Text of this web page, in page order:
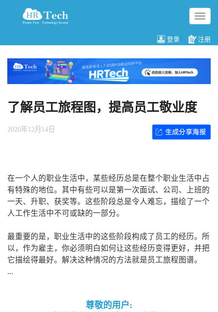
切
换
航
登录 注册
了解员工旅程图，提高员工敬业度
2020年12月14日
在一个人的职业生活中，某些经历总是在整个职业生活中占
有特殊的地位。其中有些可以是第一次面试、公司、上班的
一天、升职、获奖等。这些阶段总是令人难忘，描绘了一个
人工作生活中不可或缺的一部分。
最重要的是，职业生活中的这些阶段构成了员工的经历。所
以，作为雇主，你必须明白如何让这些经历变得更好，并把
它描绘得最好。解决这种情况的方法就是员工旅程图谱。
...
尊敬的用户: